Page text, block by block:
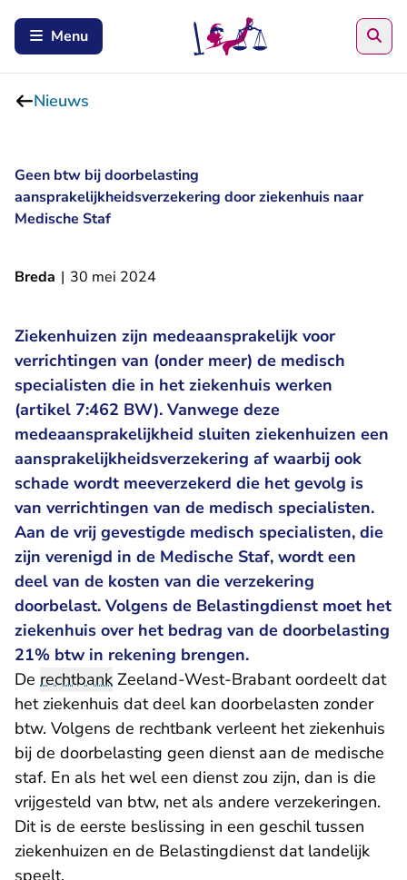
Menu
Nieuws
Geen btw bij doorbelasting
aansprakelijkheidsverzekering door ziekenhuis naar
Medische Staf
Breda | 30 mei 2024
Ziekenhuizen zijn medeaansprakelijk voor
verrichtingen van (onder meer) de medisch
specialisten die in het ziekenhuis werken
(artikel 7:462 BW). Vanwege deze
medeaansprakelijkheid sluiten ziekenhuizen een
aansprakelijkheidsverzekering af waarbij ook
schade wordt meeverzekerd die het gevolg is
van verrichtingen van de medisch specialisten.
Aan de vrij gevestigde medisch specialisten, die
zijn verenigd in de Medische Staf, wordt een
deel van de kosten van die verzekering
doorbelast. Volgens de Belastingdienst moet het
ziekenhuis over het bedrag van de doorbelasting
21% btw in rekening brengen.
De rechtbank Zeeland-West-Brabant oordeelt dat
het ziekenhuis dat deel kan doorbelasten zonder
btw. Volgens de rechtbank verleent het ziekenhuis
bij de doorbelasting geen dienst aan de medische
staf. En als het wel een dienst zou zijn, dan is die
vrijgesteld van btw, net als andere verzekeringen.
Dit is de eerste beslissing in een geschil tussen
ziekenhuizen en de Belastingdienst dat landelijk
speelt.